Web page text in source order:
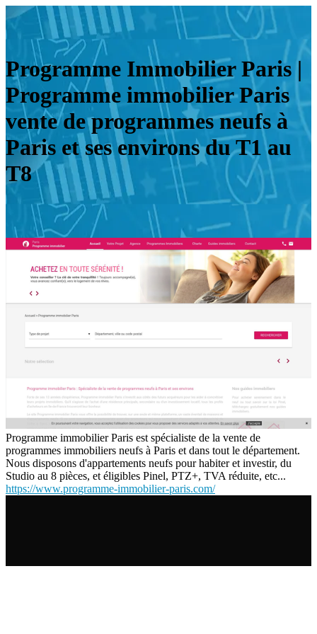
Programme Immobilier Paris |
Programme immobilier Paris
vente de programmes neufs à
Paris et ses environs du T1 au
T8
Programme immobilier Paris est spécialiste de la vente de
programmes immobiliers neufs à Paris et dans tout le département.
Nous disposons d'appartements neufs pour habiter et investir, du
Studio au 8 pièces, et éligibles Pinel, PTZ+, TVA réduite, etc...
https://www.programme-immobilier-paris.com/